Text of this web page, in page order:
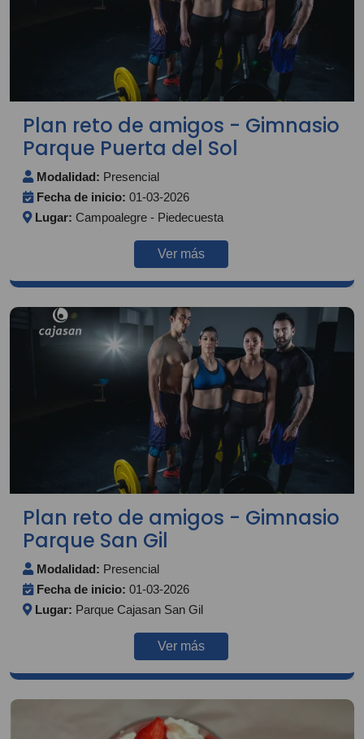
Plan reto de amigos - Gimnasio
Parque Puerta del Sol
Modalidad: Presencial
Fecha de inicio: 01-03-2026
Lugar: Campoalegre - Piedecuesta
Ver más
Plan reto de amigos - Gimnasio
Parque San Gil
Modalidad: Presencial
Fecha de inicio: 01-03-2026
Lugar: Parque Cajasan San Gil
Ver más